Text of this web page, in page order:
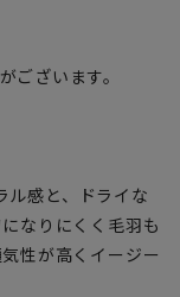
ざいます。
感と、ドライな
なりにくく毛羽も
性が高くイージー